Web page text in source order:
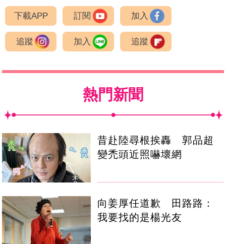
下載APP 訂閱 加入
追蹤 加入 追蹤
熱門新聞
昔赴陸尋根挨轟 郭品超
變禿頭近照嚇壞網
向姜厚任道歉 田路路：
我要找的是楊光友